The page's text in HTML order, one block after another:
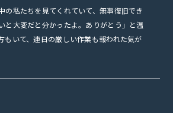
の私たちを見てくれていて、無事復旧でき
と大変だと分かったよ。ありがとう」と温
もいて、連日の厳しい作業も報われた気が